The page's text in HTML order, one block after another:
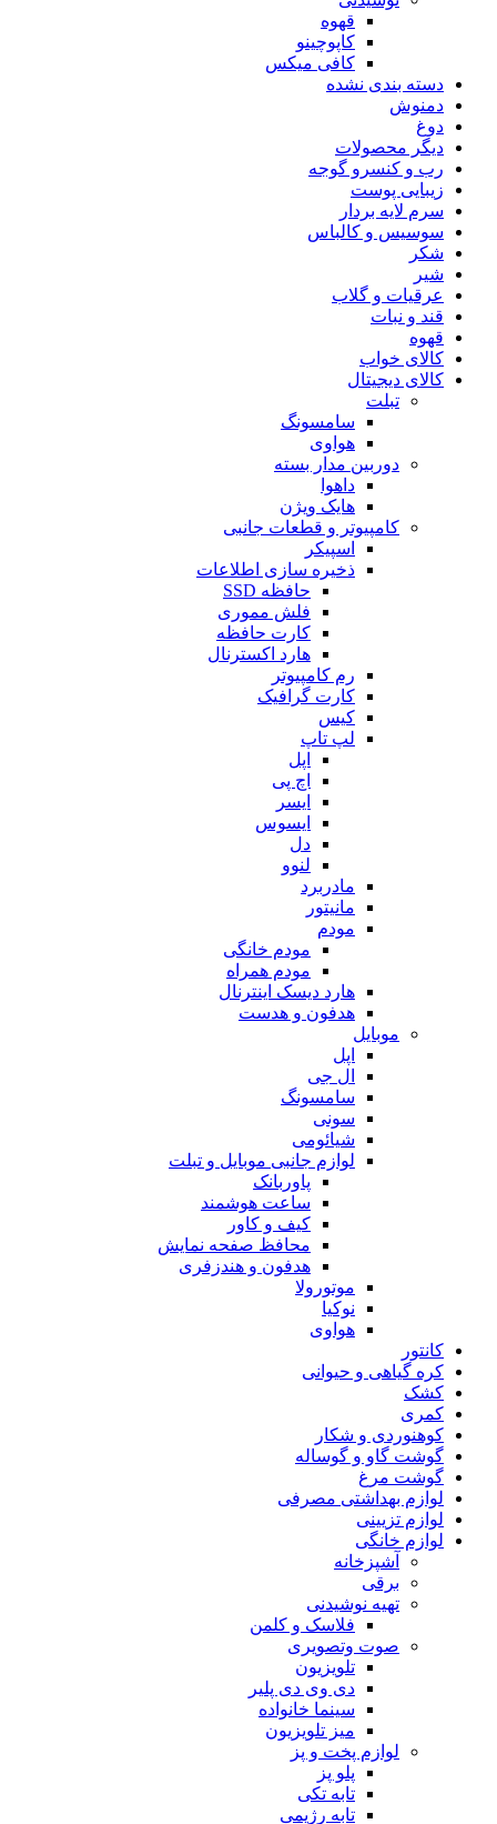
قهوه
کاپوچینو
کافی میکس
دسته بندی نشده
دمنوش
دوغ
دیگر محصولات
رب و کنسرو گوجه
زیبایی پوست
سرم لایه بردار
سوسیس و کالباس
شکر
شیر
عرقیات و گلاب
قند و نبات
قهوه
کالای خواب
کالای دیجیتال
تبلت
سامسونگ
هواوی
دوربین مدار بسته
داهوا
هایک ویژن
کامپیوتر و قطعات جانبی
اسپیکر
ذخیره سازی اطلاعات
حافظه SSD
فلش مموری
کارت حافظه
هارد اکسترنال
رم کامپیوتر
کارت گرافیک
کیس
لپ تاپ
اپل
اچ پی
ایسر
ایسوس
دل
لنوو
مادربرد
مانیتور
مودم
مودم خانگی
مودم همراه
هارد دیسک اینترنال
هدفون و هدست
موبایل
اپل
ال جی
سامسونگ
سونی
شیائومی
لوازم جانبی موبایل و تبلت
پاوربانک
ساعت هوشمند
کیف و کاور
محافظ صفحه نمایش
هدفون و هندزفری
موتورولا
نوکیا
هواوی
کانتور
کره گیاهی و حیوانی
کشک
کمری
کوهنوردی و شکار
گوشت گاو و گوساله
گوشت مرغ
لوازم بهداشتی مصرفی
لوازم تزیینی
لوازم خانگی
آشپزخانه
برقی
تهیه نوشیدنی
فلاسک و کلمن
صوت وتصویری
تلویزیون
دی وی دی پلیر
سینما خانواده
میز تلویزیون
لوازم پخت و پز
پلو پز
تابه تکی
تابه رژیمی